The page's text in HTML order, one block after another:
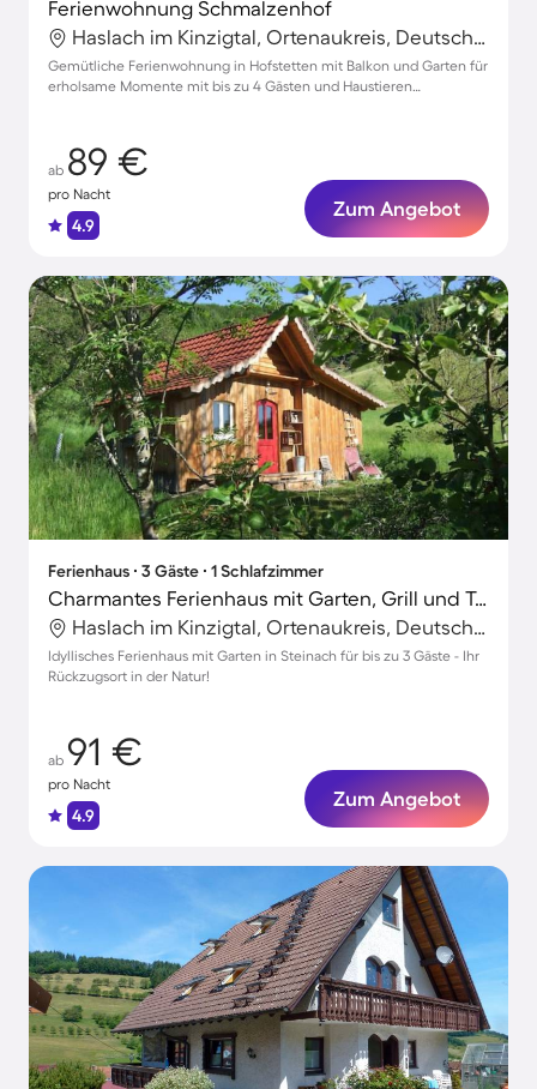
Ferienwohnung Schmalzenhof
Haslach im Kinzigtal, Ortenaukreis, Deutschland
Gemütliche Ferienwohnung in Hofstetten mit Balkon und Garten für
erholsame Momente mit bis zu 4 Gästen und Haustieren
ab 89 €
pro Nacht
4.9
Zum Angebot
Ferienhaus ∙ 3 Gäste ∙ 1 Schlafzimmer
Charmantes Ferienhaus mit Garten, Grill und Terrasse
Haslach im Kinzigtal, Ortenaukreis, Deutschland
Idyllisches Ferienhaus mit Garten in Steinach für bis zu 3 Gäste - Ihr
Rückzugsort in der Natur!
ab 91 €
pro Nacht
4.9
Zum Angebot